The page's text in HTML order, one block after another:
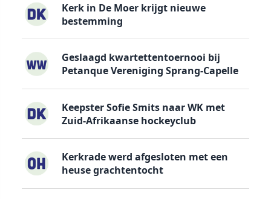
Kerk in De Moer krijgt nieuwe
bestemming
Geslaagd kwartettentoernooi bij
Petanque Vereniging Sprang-Capelle
Keepster Sofie Smits naar WK met
Zuid-Afrikaanse hockeyclub
Kerkrade werd afgesloten met een
heuse grachtentocht